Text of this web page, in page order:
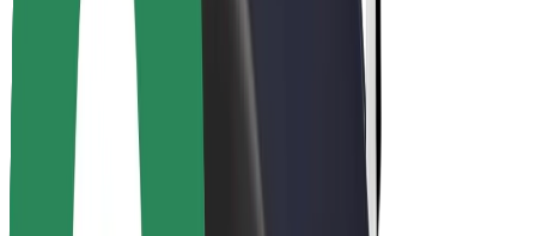
Trabajá con nosotros
Acerca de Bolt
Sostenibilidad en Bolt
Project Zero
Blog
Sala de prensa